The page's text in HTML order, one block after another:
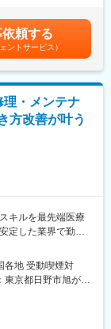
作説明
契約目標などの予
。二次対応として
機器になります。
。実際に本ポジシ
あり、オープンな
スが月に数回あり
でも目安の金額で
。月給(月額)は固定
依頼する
ントサービス）
理・メンテナ
方改善が叶う
キルを最先端医療
定した業界で勤務
や麻酔器、生体モ
の一員として、下
各地 受動喫煙対
東京都日野市旭が丘
喫煙対策：屋内全
ートワーク含む）